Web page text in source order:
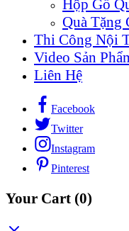
Hộp Gỗ
Quà Tặng
Thi Công Nội
Video Sản
Liên Hệ
Facebook
Twitter
Instagram
Pinterest
Your Cart (0)